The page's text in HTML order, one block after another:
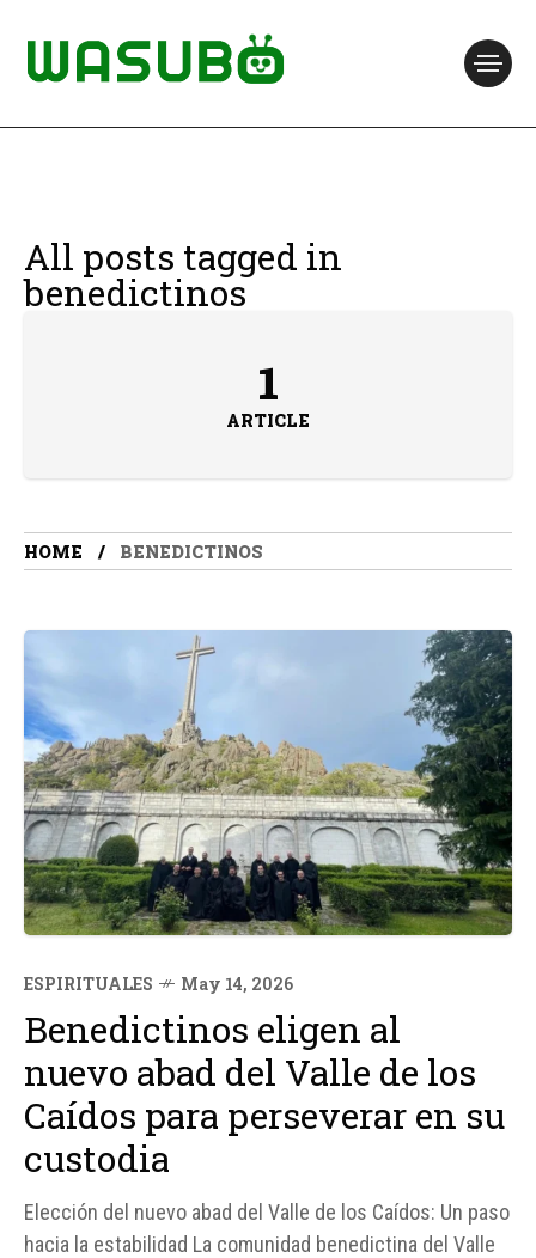
All posts tagged in
benedictinos
1
ARTICLE
HOME BENEDICTINOS
ESPIRITUALES May 14, 2026
Benedictinos eligen al
nuevo abad del Valle de los
Caídos para perseverar en su
custodia
Elección del nuevo abad del Valle de los Caídos: Un paso
hacia la estabilidad La comunidad benedictina del Valle